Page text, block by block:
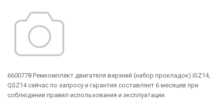
6600778 Ремкомплект двигателя верхний (набор прокладок) ISZ14,
QSZ14 сейчас по запросу и гарантия составляет 6 месяцев при
соблюдении правил использования и эксплуатации.